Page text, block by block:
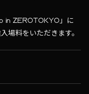
in ZEROTOKYO」に
場料をいただきます。